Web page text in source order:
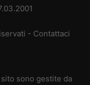
- Contattaci
sono gestite da